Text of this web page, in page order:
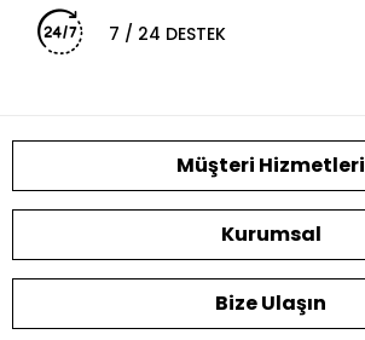
7 / 24 DESTEK
Müşteri Hizmetleri
Kurumsal
Bize Ulaşın